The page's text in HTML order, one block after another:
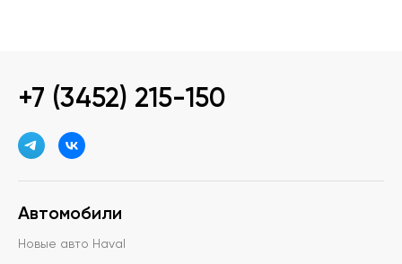
+7 (3452) 215-150
Автомобили
Новые авто Haval